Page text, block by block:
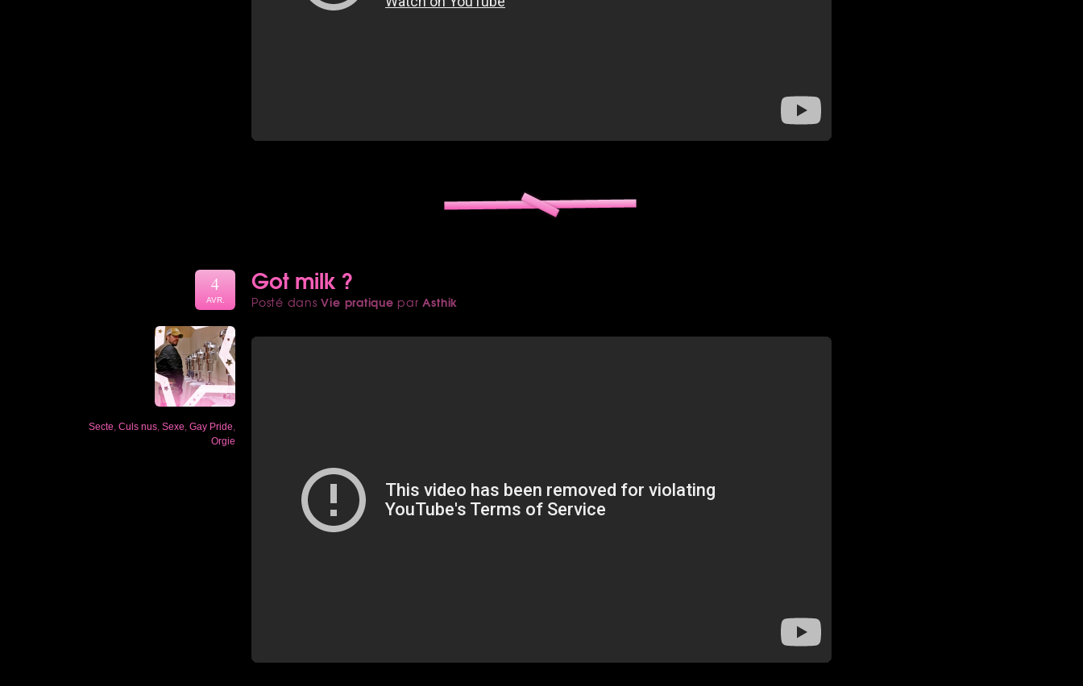
Got milk ?
Posté dansVie pratique parAsthik
4
AVR.
Secte Culs nus Sexe Gay Pride
Orgie